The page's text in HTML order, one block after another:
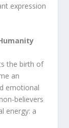
expression
the birth of
an
emotional
believers
energy: a